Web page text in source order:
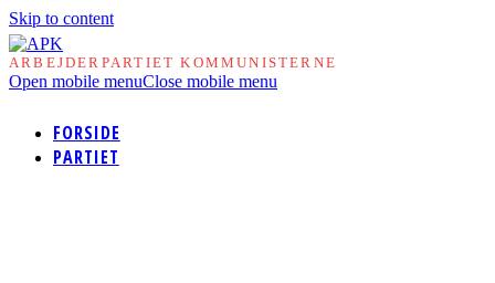
Skip to content
ARBEJDERPARTIET KOMMUNISTERNE
Open mobile menuClose mobile menu
FORSIDE
PARTIET